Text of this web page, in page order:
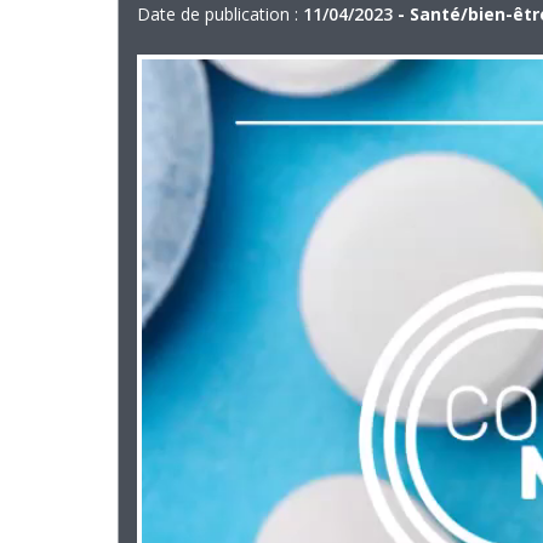
Date de publication : 11/04/2023 - Santé/bien-